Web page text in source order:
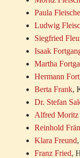
Paula
Ludwig
Siegfried
Isaak
Martha
Hermann
Berta Frank,
Dr. Stefan
Alfred Moritz
Reinhold
Klara Freund
Franz Fried,